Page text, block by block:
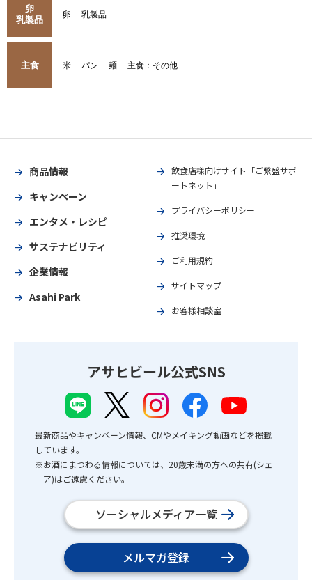
卵
乳製品
卵 乳製品
主食 米 パン 麺 主食：その他
商品情報
キャンペーン
エンタメ・レシピ
サステナビリティ
企業情報
Asahi Park
飲食店様向けサイト「ご繁盛サポ
ートネット」
プライバシーポリシー
推奨環境
ご利用規約
サイトマップ
お客様相談室
アサヒビール公式SNS
最新商品やキャンペーン情報、CMやメイキング動画などを掲載
しています。
※お酒にまつわる情報については、20歳未満の方への共有(シェ
ア)はご遠慮ください。
ソーシャルメディア一覧
メルマガ登録